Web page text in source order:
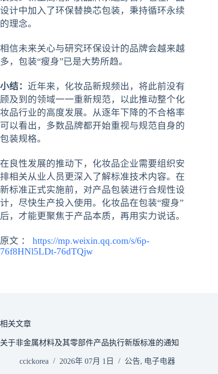
设计中加入了环保替换芯包装，秉持循环永续
的理念。
相信未来关心与研究环保设计的品牌会越来越
多，包装“瘦身”已是大势所趋。
小结： 近年来，化妆品新规频出，将此前没有
顾及到的领域一一重新规范，以此推动整个化
妆品行业的高度发展。从逐年下降的不合格率
可以看出，多数品牌都开始重视与规范自身的
包装规格。
在良性发展的推动下，化妆品企业需要组织安
排相关从业人员更深入了解标准技术内容。在
新标准正式实施前，对产品包装进行合规性设
计，尽快生产投入使用。化妆品在包装“瘦身”
后，才能更聚焦于产品本质，再用实力说话。
原文 ：
https://mp.weixin.qq.com/s/6p-
76f8HNl5LDt-76dTQjw
相关文章
关于非金属材料及其零部件产品执行新版标准的通知
ccickorea 2026年 07月 1日 公告, 电子电器